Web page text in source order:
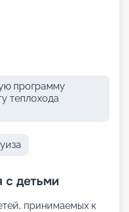
программу
теплохода
с детьми
принимаемых к